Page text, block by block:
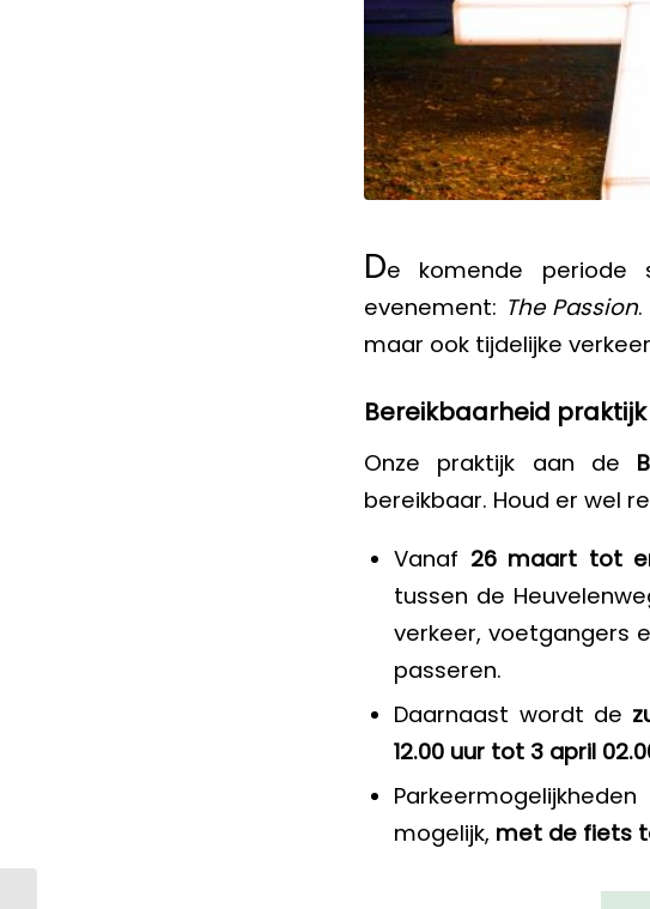
De komende periode
evenement: The Passion
maar ook tijdelijke
Bereikbaarheid
Onze praktijk aan de
bereikbaar. Houd er wel
Vanaf 26 maart tot
tussen de
verkeer, voetgangers
passeren.
Daarnaast wordt de
12.00 uur tot 3 april
mogelijk, met de fiets